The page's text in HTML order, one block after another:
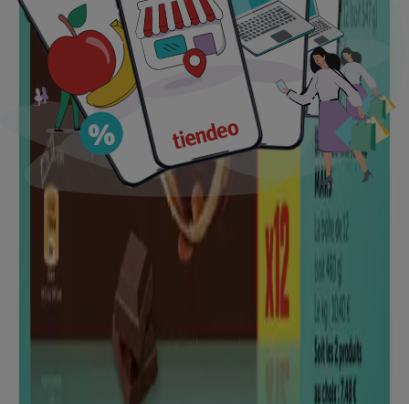
Les meilleures promotions
bricolage but bièrelégumesfrites
surgelées
valisepneus
Tiendeo dans votre ville
Paris Marseille Lyon Toulouse
Bordeaux
Nantes
Strasbourg Lille Rennes
Montpellier
Rouen
Clermont-Ferrand Nîmes Grenoble
Voir plus de villes
Télécharger l'APP